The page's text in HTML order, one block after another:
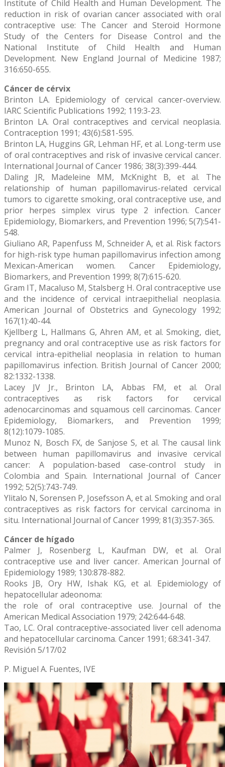
Institute of Child Health and Human Development. The
reduction in risk of ovarian cancer associated with oral
contraceptive use: The Cancer and Steroid Hormone
Study of the Centers for Disease Control and the
National Institute of Child Health and Human
Development. New England Journal of Medicine 1987;
316:650-655.
Cáncer de cérvix
Brinton LA. Epidemiology of cervical cancer-overview.
IARC Scientific Publications 1992; 119:3-23.
Brinton LA. Oral contraceptives and cervical neoplasia.
Contraception 1991; 43(6):581-595.
Brinton LA, Huggins GR, Lehman HF, et al. Long-term use
of oral contraceptives and risk of invasive cervical cancer.
International Journal of Cancer 1986; 38(3):399-444.
Daling JR, Madeleine MM, McKnight B, et al. The
relationship of human papillomavirus-related cervical
tumors to cigarette smoking, oral contraceptive use, and
prior herpes simplex virus type 2 infection. Cancer
Epidemiology, Biomarkers, and Prevention 1996; 5(7):541-
548.
Giuliano AR, Papenfuss M, Schneider A, et al. Risk factors
for high-risk type human papillomavirus infection among
Mexican-American women. Cancer Epidemiology,
Biomarkers, and Prevention 1999; 8(7):615-620.
Gram IT, Macaluso M, Stalsberg H. Oral contraceptive use
and the incidence of cervical intraepithelial neoplasia.
American Journal of Obstetrics and Gynecology 1992;
167(1):40-44.
Kjellberg L, Hallmans G, Ahren AM, et al. Smoking, diet,
pregnancy and oral contraceptive use as risk factors for
cervical intra-epithelial neoplasia in relation to human
papillomavirus infection. British Journal of Cancer 2000;
82:1332-1338.
Lacey JV Jr., Brinton LA, Abbas FM, et al. Oral
contraceptives as risk factors for cervical
adenocarcinomas and squamous cell carcinomas. Cancer
Epidemiology, Biomarkers, and Prevention 1999;
8(12):1079-1085.
Munoz N, Bosch FX, de Sanjose S, et al. The causal link
between human papillomavirus and invasive cervical
cancer: A population-based case-control study in
Colombia and Spain. International Journal of Cancer
1992; 52(5):743-749.
Ylitalo N, Sorensen P, Josefsson A, et al. Smoking and oral
contraceptives as risk factors for cervical carcinoma in
situ. International Journal of Cancer 1999; 81(3):357-365.
Cáncer de hígado
Palmer J, Rosenberg L, Kaufman DW, et al. Oral
contraceptive use and liver cancer. American Journal of
Epidemiology 1989; 130:878-882.
Rooks JB, Ory HW, Ishak KG, et al. Epidemiology of
hepatocellular adeonoma:
the role of oral contraceptive use. Journal of the
American Medical Association 1979; 242:644-648.
Tao, LC. Oral contraceptive-associated liver cell adenoma
and hepatocellular carcinoma. Cancer 1991; 68:341-347.
Revisión 5/17/02
P. Miguel A. Fuentes, IVE